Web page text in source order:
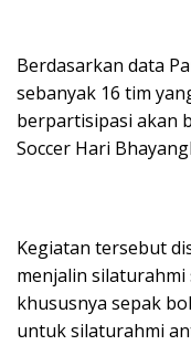
Berdasarkan data
sebanyak 16 tim
berpartisipasi akan
Soccer Hari
Kegiatan tersebut
menjalin silaturahmi
khususnya sepak
untuk silaturahmi